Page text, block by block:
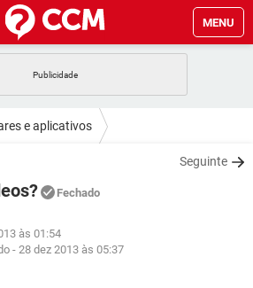
MENU
FACEBOOK
GMAIL
WHATSAPP
WHATSAPP
EXCEL
e aplicativos
Seguinte
Fechado
às 01:54
-28 dez 2013 às 05:37